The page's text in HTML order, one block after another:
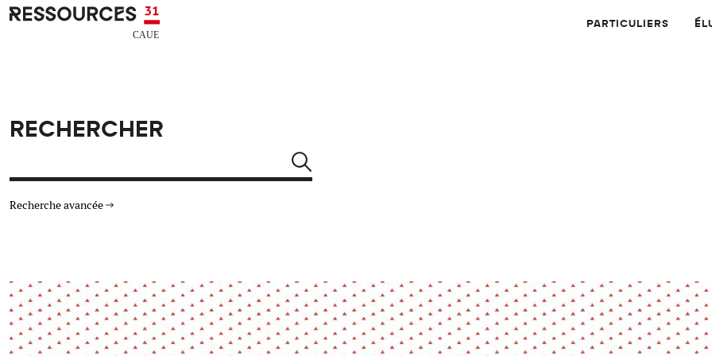
Aller au contenu principal
CAUE RESSOURCES 31 PARTICULIERS
RECHERCHER
Recherche avancée
Architecture
Arts Design
Énergie
Actualité Animation Application Compte-rendu
Dossier
thématique